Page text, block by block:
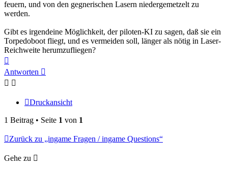
feuern, und von den gegnerischen Lasern niedergemetzelt zu
werden.
Gibt es irgendeine Möglichkeit, der piloten-KI zu sagen, daß sie ein
Torpedoboot fliegt, und es vermeiden soll, länger als nötig in Laser-
Reichweite herumzufliegen?
oben
Antworten
Druckansicht
1 Beitrag • Seite 1 von 1
Zurück zu „ingame Fragen / ingame Questions“
Gehe zu